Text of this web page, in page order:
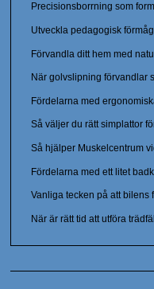
Precisionsborrning som
Utveckla pedagogisk
Förvandla ditt hem med
När golvslipning förvandlar
Fördelarna med
Så väljer du rätt simplattor
Så hjälper Muskelcentrum
Fördelarna med ett litet
Vanliga tecken på att bilens
När är rätt tid att utföra